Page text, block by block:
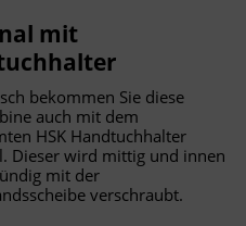
mit
bekommen Sie diese
auch mit dem
HSK Handtuchhalter
Dieser wird mittig und innen
mit der
verschraubt.